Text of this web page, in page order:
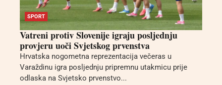
SPORT
Vatreni protiv Slovenije igraju posljednju
provjeru uoči Svjetskog prvenstva
Hrvatska nogometna reprezentacija večeras u
Varaždinu igra posljednju pripremnu utakmicu prije
odlaska na Svjetsko prvenstvo...